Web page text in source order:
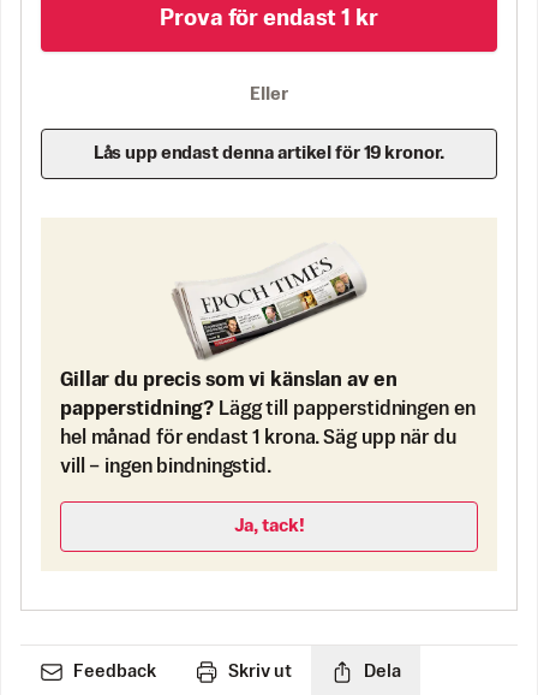
Prova för endast 1 kr
Eller
Lås upp endast denna artikel för 19 kronor.
Gillar du precis som vi känslan av en
papperstidning? Lägg till papperstidningen en
hel månad för endast 1 krona. Säg upp när du
vill – ingen bindningstid.
Ja, tack!
Feedback Skriv ut Dela